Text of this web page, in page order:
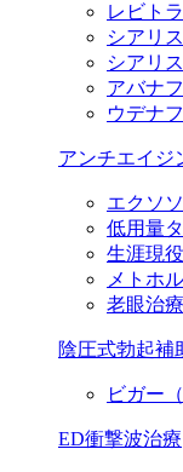
レビト
シアリス
シアリ
アバナ
ウデナ
アンチエイジ
エクソ
低用量
生涯現役
メトホ
老眼治
陰圧式勃起補
ビガー
ED衝撃波治療